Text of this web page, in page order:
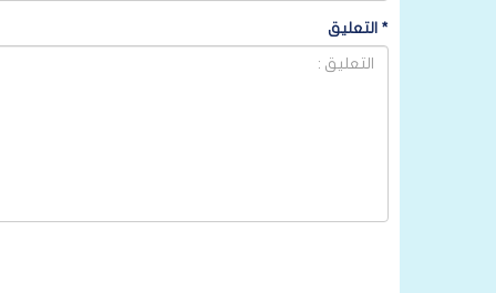
* التعليق